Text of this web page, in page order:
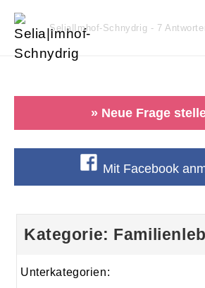
Selia|Imhof-Schnydrig - 7
» Neue Frage
Mit Facebook
Kategorie:
Unterkategorien: